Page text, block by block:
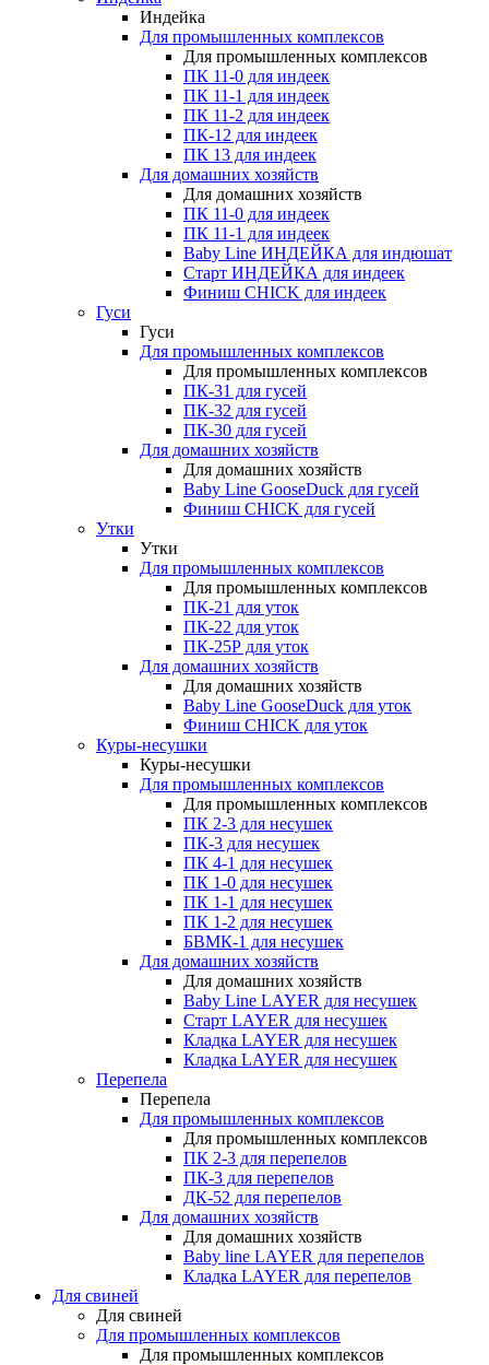
Индейка
Для промышленных комплексов
Для промышленных комплексов
ПК 11-0 для индеек
ПК 11-1 для индеек
ПК 11-2 для индеек
ПК-12 для индеек
ПК 13 для индеек
Для домашних хозяйств
Для домашних хозяйств
ПК 11-0 для индеек
ПК 11-1 для индеек
Baby Line ИНДЕЙКА для индюшат
Старт ИНДЕЙКА для индеек
Финиш CHICK для индеек
Гуси
Гуси
Для промышленных комплексов
Для промышленных комплексов
ПК-31 для гусей
ПК-32 для гусей
ПК-30 для гусей
Для домашних хозяйств
Для домашних хозяйств
Baby Line GooseDuck для гусей
Финиш CHICK для гусей
Утки
Утки
Для промышленных комплексов
Для промышленных комплексов
ПК-21 для уток
ПК-22 для уток
ПК-25Р для уток
Для домашних хозяйств
Для домашних хозяйств
Baby Line GooseDuck для уток
Финиш CHICK для уток
Куры-несушки
Куры-несушки
Для промышленных комплексов
Для промышленных комплексов
ПК 2-3 для несушек
ПК-3 для несушек
ПК 4-1 для несушек
ПК 1-0 для несушек
ПК 1-1 для несушек
ПК 1-2 для несушек
БВМК-1 для несушек
Для домашних хозяйств
Для домашних хозяйств
Baby Line LAYER для несушек
Старт LAYER для несушек
Кладка LAYER для несушек
Кладка LAYER для несушек
Перепела
Перепела
Для промышленных комплексов
Для промышленных комплексов
ПК 2-3 для перепелов
ПК-3 для перепелов
ДК-52 для перепелов
Для домашних хозяйств
Для домашних хозяйств
Baby line LAYER для перепелов
Кладка LAYER для перепелов
Для свиней
Для свиней
Для промышленных комплексов
Для промышленных комплексов